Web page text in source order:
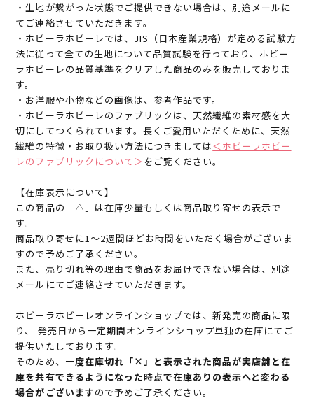
・生地が繋がった状態でご提供できない場合は、別途メールに
てご連絡させていただきます。
・ホビーラホビーレでは、JIS（日本産業規格）が定める試験方
法に従って全ての生地について品質試験を行っており、ホビー
ラホビーレの品質基準をクリアした商品のみを販売しておりま
す。
・お洋服や小物などの画像は、参考作品です。
・ホビーラホビーレのファブリックは、天然繊維の素材感を大
切にしてつくられています。長くご愛用いただくために、天然
繊維の特徴・お取り扱い方法につきましては＜ホビーラホビー
レのファブリックについて＞ をご覧ください。
【在庫表示について】
この商品の「△」は在庫少量もしくは商品取り寄せの表示で
す。
商品取り寄せに1～2週間ほどお時間をいただく場合がございま
すので予めご了承ください。
また、売り切れ等の理由で商品をお届けできない場合は、別途
メールにてご連絡させていただきます。
ホビーラホビーレオンラインショップでは、新発売の商品に限
り、 発売日から一定期間オンラインショップ単独の在庫にてご
提供いたしております。
そのため、 一度在庫切れ「×」と表示された商品が実店舗と在
庫を共有できるようになった時点で在庫ありの表示へと変わる
場合がございますので予めご了承ください。